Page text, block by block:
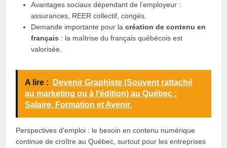
Avantages sociaux dépendant de l’employeur :
assurances, REER collectif, congés.
Demande importante pour lacréation de contenu en
français : la maîtrise du français québécois est
valorisée.
A lire :
Devenir Graphiste (Souvent rattaché
au marketing ou à lʼédition) au Québec :
Salaire, Formation et Avenir.
Perspectives d’emploi : le besoin en contenu numérique
continue de croître au Québec, surtout pour les entreprises